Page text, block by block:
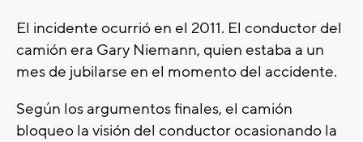
El incidente ocurrió en el 2011. El conductor del
camión era Gary Niemann, quien estaba a un
mes de jubilarse en el momento del accidente.
Según los argumentos finales, el camión
bloqueo la visión del conductor ocasionando la